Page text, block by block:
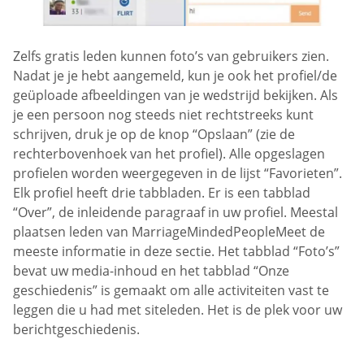
Zelfs gratis leden kunnen foto’s van gebruikers zien.
Nadat je je hebt aangemeld, kun je ook het profiel/de
geüploade afbeeldingen van je wedstrijd bekijken. Als
je een persoon nog steeds niet rechtstreeks kunt
schrijven, druk je op de knop “Opslaan” (zie de
rechterbovenhoek van het profiel). Alle opgeslagen
profielen worden weergegeven in de lijst “Favorieten”.
Elk profiel heeft drie tabbladen. Er is een tabblad
“Over”, de inleidende paragraaf in uw profiel. Meestal
plaatsen leden van MarriageMindedPeopleMeet de
meeste informatie in deze sectie. Het tabblad “Foto’s”
bevat uw media-inhoud en het tabblad “Onze
geschiedenis” is gemaakt om alle activiteiten vast te
leggen die u had met siteleden. Het is de plek voor uw
berichtgeschiedenis.